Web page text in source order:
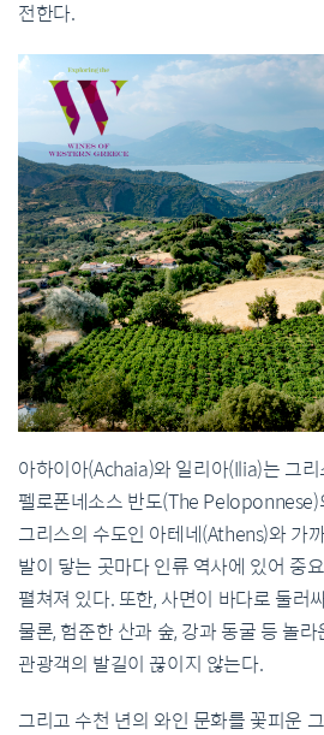
전한다.
아하이아(Achaia)와 일리아(Ilia)는 그
펠로폰네소스 반도(The Peloponnese)
그리스의 수도인 아테네(Athens)와 가
발이 닿는 곳마다 인류 역사에 있어 중
펼쳐져 있다. 또한, 사면이 바다로 둘러
물론, 험준한 산과 숲, 강과 동굴 등 놀
관광객의 발길이 끊이지 않는다.
그리고 수천 년의 와인 문화를 꽃피운